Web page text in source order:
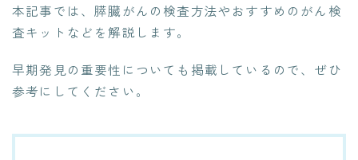
本記事では、膵臓がんの検査方法やおすすめのがん検
査キットなどを解説します。
早期発見の重要性についても掲載しているので、ぜひ
参考にしてください。